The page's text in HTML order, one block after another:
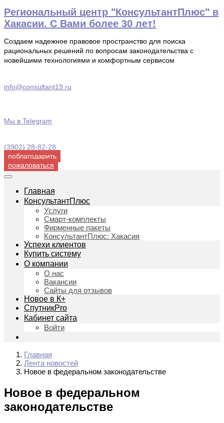
Перейти
к
содержимому
Региональный центр "КонсультантПлюс" в
Хакасии. С Вами более 30 лет!
Создаем надежное правовое пространство для поиска
рациональных решений по вопросам законодательства с
новейшими технологиями и комфортным сервисом
info@consultant19.ru
Мы в Telegram
(3902) 28-82-28
поблагодарить
пожаловаться
Главная
КонсультантПлюс
Услуги
Смарт-комплекты
Фирменные пакеты
КонсультантПлюс: Хакасия
Успехи клиентов
Купить систему
О компании
О нас
Вакансии
Сайты для отзывов
Новое в К+
СпутникPro
Кабинет сайта
Войти
Главная
Лента новостей
Новое в федеральном законодательстве
Новое в федеральном
законодательстве